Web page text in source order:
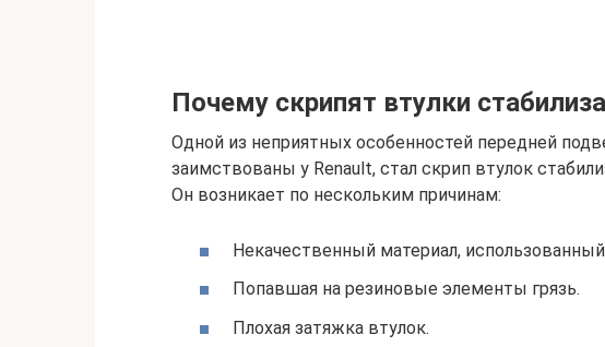
Почему скрипят втулки
Одной из неприятных особенностей передней
заимствованы у Renault, стал скрип втулок
Он возникает по нескольким причинам:
Некачественный материал,
Попавшая на резиновые элементы грязь.
Плохая затяжка втулок.